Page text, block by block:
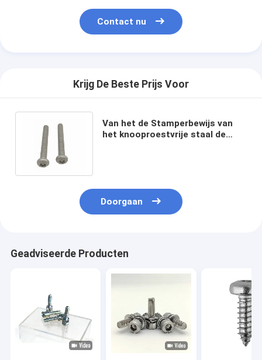
Contact nu
Krijg De Beste Prijs Voor
Van het de Stamperbewijs van
het knooproestvrije staal de
Doorgaan
Geadviseerde Producten